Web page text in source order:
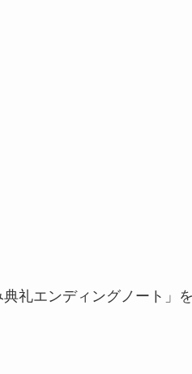
礼エンディングノート」